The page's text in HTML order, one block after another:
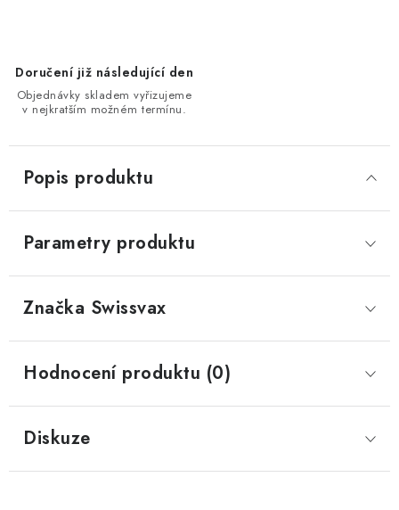
Doručení již následující den
Objednávky skladem vyřizujeme
v nejkratším možném termínu.
Popis produktu
Parametry produktu
Značka Swissvax
Hodnocení produktu (0)
Diskuze